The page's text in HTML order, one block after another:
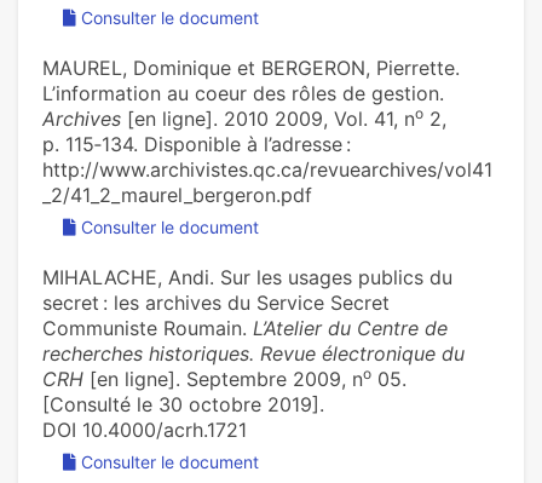
Consulter le document
MAUREL, Dominique et BERGERON, Pierrette.
L’information au coeur des rôles de gestion.
Archives [en ligne]. 2010 2009, Vol. 41, no 2,
p. 115‑134. Disponible à l’adresse :
http://www.archivistes.qc.ca/revuearchives/vol41
_2/41_2_maurel_bergeron.pdf
Consulter le document
MIHALACHE, Andi. Sur les usages publics du
secret : les archives du Service Secret
Communiste Roumain. L’Atelier du Centre de
recherches historiques. Revue électronique du
CRH [en ligne]. Septembre 2009, no 05.
[Consulté le 30 octobre 2019].
DOI 10.4000/acrh.1721
Consulter le document